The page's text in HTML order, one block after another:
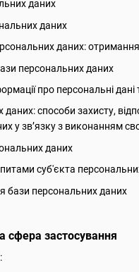
даних
даних
даних:
персональних даних
про персональні дані
даних: способи захисту,
у зв’язку з виконанням
даних
суб'єкта
бази персональних даних
сфера застосування